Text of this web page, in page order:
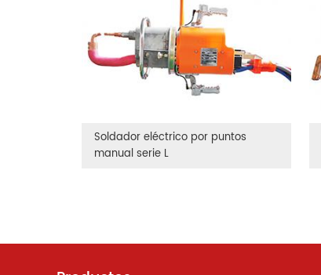
Soldador eléctrico por puntos
manual serie L